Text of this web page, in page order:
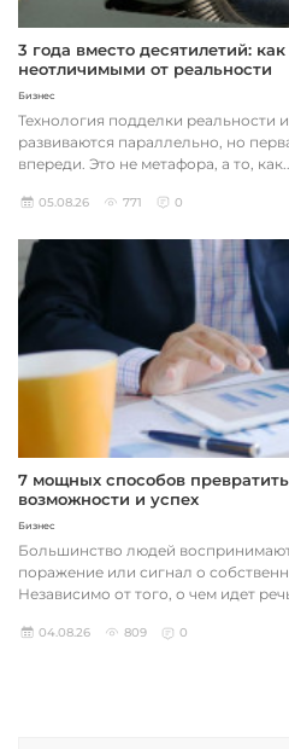
3 года вместо десятилетий:
неотличимыми от реальности
Бизнес
Технология подделки реальности
развиваются параллельно, но
впереди. Это не метафора, а то, как...
05.08.26 771 0
7 мощных способов
возможности и успех
Бизнес
Большинство людей
поражение или сигнал о
Независимо от того, о чем идет
04.08.26 809 0